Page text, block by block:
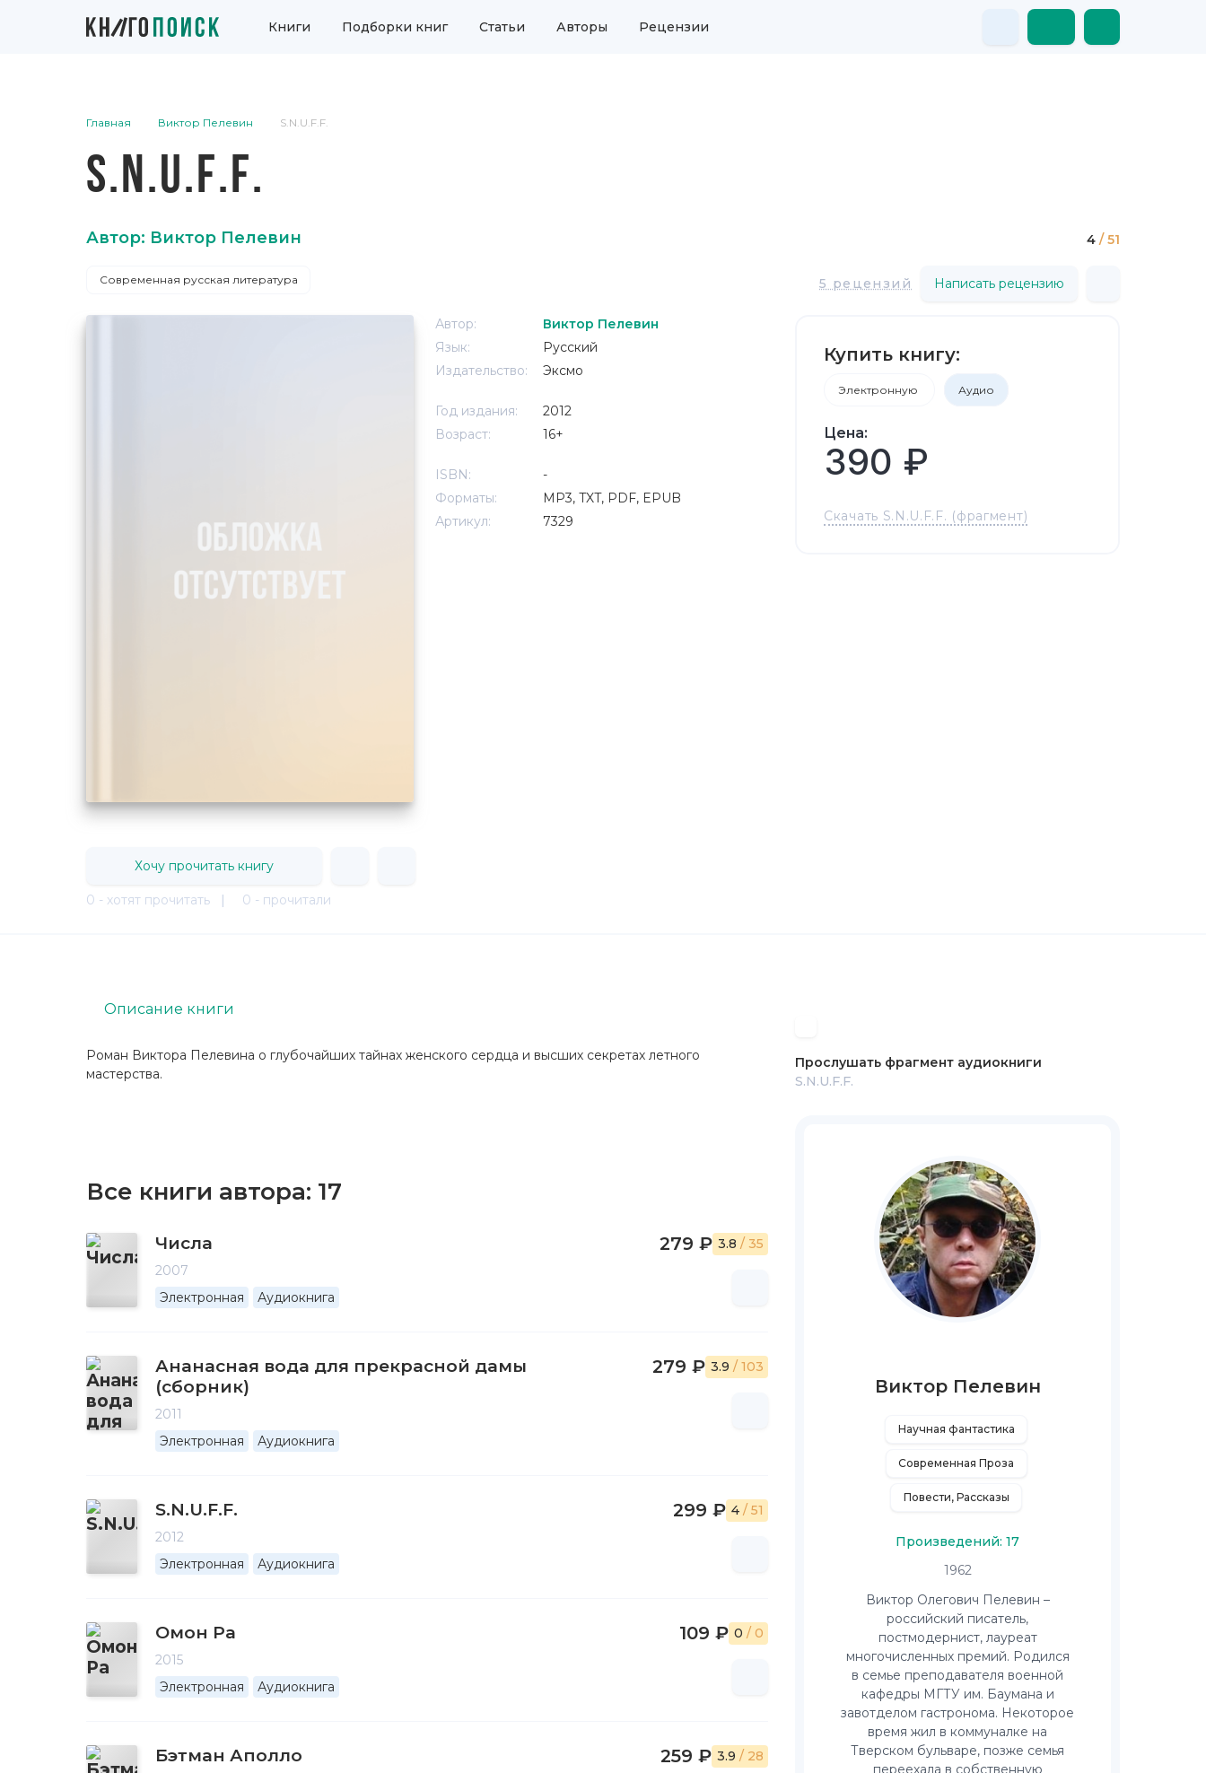
Книги Подборки книг Статьи Авторы Рецензии
Главная Виктор Пелевин S.N.U.F.F.
S.N.U.F.F.
Автор: Виктор Пелевин 4 / 51
Современная русская литература 5 рецензий Написать рецензию
Автор:
Виктор Пелевин
Язык:
Русский
Издательство:
Эксмо
Год издания:
2012
Возраст:
16+
ISBN:
-
Форматы:
MP3, TXT, PDF, EPUB
Артикул:
7329
Купить книгу:
Электронную Аудио
Цена:
390 ₽
Скачать S.N.U.F.F. (фрагмент)
Хочу прочитать книгу
0 - хотят прочитать | 0 - прочитали
Роман Виктора Пелевина о глубочайших тайнах женского сердца и высших секретах летного
мастерства.
Описание книги
Все книги автора: 17
Числа
2007
Электронная
Аудиокнига
279 ₽ 3.8 / 35
Ананасная вода для прекрасной дамы
(сборник)
2011
Электронная
Аудиокнига
279 ₽ 3.9 / 103
S.N.U.F.F.
2012
Электронная
Аудиокнига
299 ₽ 4 / 51
Омон Ра
2015
Электронная
Аудиокнига
109 ₽ 0 / 0
Бэтман Аполло 259 ₽ 3.9 / 28
Прослушать фрагмент аудиокниги
S.N.U.F.F.
Виктор Пелевин
Научная фантастика
Современная Проза
Повести, Рассказы
Произведений: 17
1962
Виктор Олегович Пелевин –
российский писатель,
постмодернист, лауреат
многочисленных премий. Родился
в семье преподавателя военной
кафедры МГТУ им. Баумана и
завотделом гастронома. Некоторое
время жил в коммуналке на
Тверском бульваре, позже семья
переехала в собственную